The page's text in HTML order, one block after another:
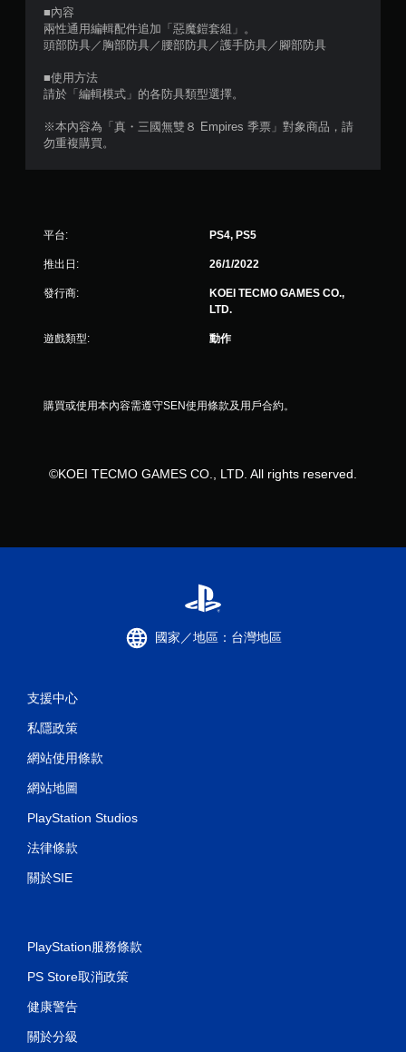
）
共
則
■內容
兩性通用編輯配件追加「惡魔鎧套組」。
頭部防具／胸部防具／腰部防具／護手防具／腳部防具
■使用方法
請於「編輯模式」的各防具類型選擇。
※本內容為「真・三國無雙８ Empires 季票」對象商品，請
勿重複購買。
平台: PS4, PS5
推出日: 26/1/2022
發行商:
KOEI TECMO GAMES CO.,
LTD.
遊戲類型: 動作
購買或使用本內容需遵守SEN使用條款及用戶合約。
©KOEI TECMO GAMES CO., LTD. All rights reserved.
國家／地區：台灣地區
支援中心
私隱政策
網站使用條款
網站地圖
PlayStation Studios
法律條款
關於SIE
PlayStation服務條款
PS Store取消政策
健康警告
關於分級